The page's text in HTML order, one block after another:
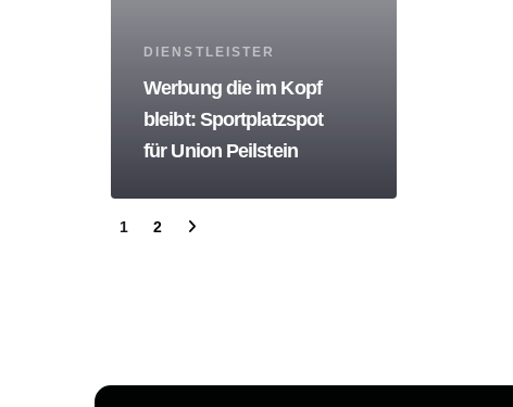
Tags
DIENSTLEISTER
Werbung die im Kopf
bleibt: Sportplatzspot
für Union Peilstein
1 2